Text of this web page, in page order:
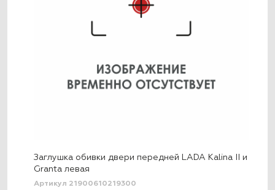
Заглушка обивки двери передней LADA Kalina II и
Granta левая
Артикул 21900610219300